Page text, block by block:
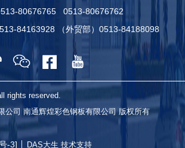
80676765 0513-80676762
84163928 （外贸部）0513-84188098
rights reserved.
公司 南通辉煌彩色钢板有限公司 版权所有
-3] │ DAS大生 技术支持